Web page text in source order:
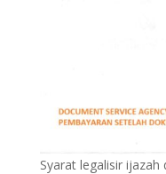
Syarat legalisir ijazah